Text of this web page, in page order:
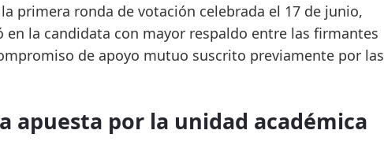
primera ronda de votación celebrada el 17 de junio,
en la candidata con mayor respaldo entre las firmantes
de apoyo mutuo suscrito previamente por las
apuesta por la unidad académica